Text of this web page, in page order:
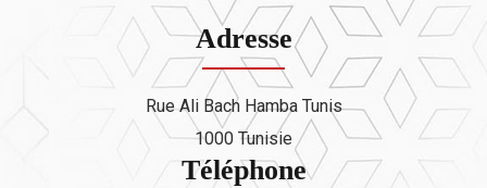
Adresse
Rue Ali Bach Hamba Tunis
1000 Tunisie
Téléphone